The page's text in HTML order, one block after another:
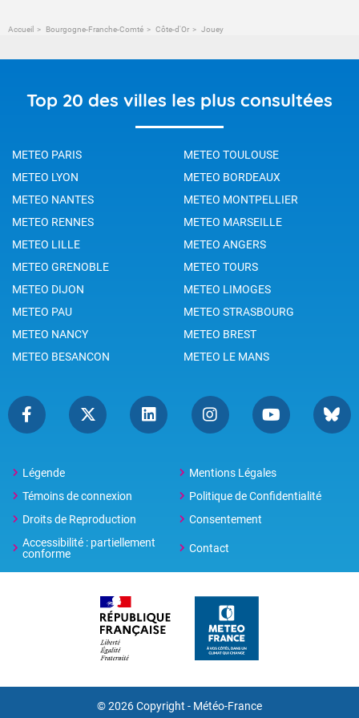
Accueil Bourgogne-Franche-Comté Côte-d'Or Jouey
Top 20 des villes les plus consultées
METEO PARIS
METEO TOULOUSE
METEO LYON
METEO BORDEAUX
METEO NANTES
METEO MONTPELLIER
METEO RENNES
METEO MARSEILLE
METEO LILLE
METEO ANGERS
METEO GRENOBLE
METEO TOURS
METEO DIJON
METEO LIMOGES
METEO PAU
METEO STRASBOURG
METEO NANCY
METEO BREST
METEO BESANCON
METEO LE MANS
Légende
Mentions Légales
Témoins de connexion
Politique de Confidentialité
Droits de Reproduction
Consentement
Accessibilité : partiellement
conforme
Contact
© 2026 Copyright - Météo-France